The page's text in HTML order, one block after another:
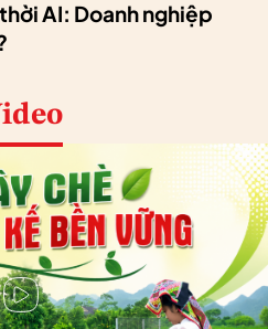
AI: Doanh nghiệp